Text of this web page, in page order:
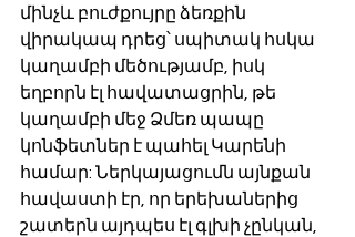
մինչև բուժքույրը ձեռքին
վիրակապ դրեց՝ սպիտակ հսկա
կաղամբի մեծությամբ, իսկ
եղբորն էլ հավատացրին, թե
կաղամբի մեջ Ձմեռ պապը
կոնֆետներ է պահել Կարենի
համար: Ներկայացումն այնքան
հավաստի էր, որ երեխաներից
շատերն այդպես էլ գլխի չընկան,